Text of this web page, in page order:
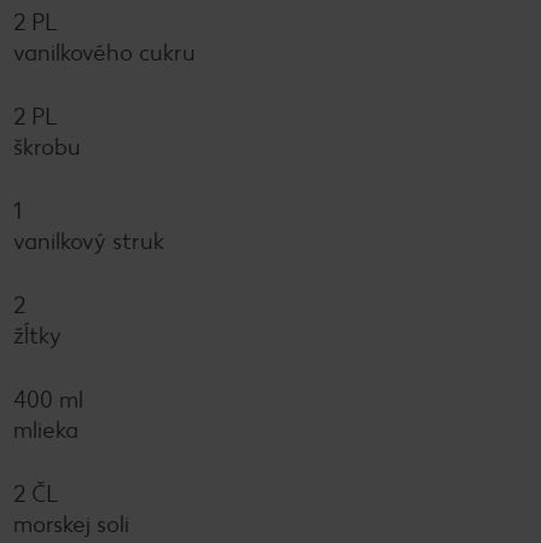
2 PL
vanilkového cukru
2 PL
škrobu
1
vanilkový struk
2
žĺtky
400 ml
mlieka
2 ČL
morskej soli